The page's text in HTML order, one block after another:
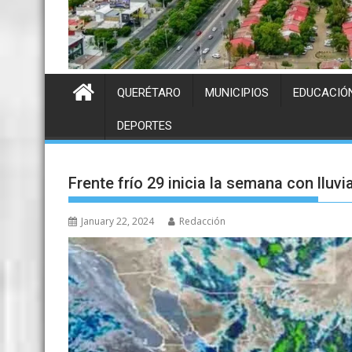
QUERÉTARO MUNICIPIOS
DEPORTES
Frente frío 29 inicia la semana con
January 22, 2024 Redacción